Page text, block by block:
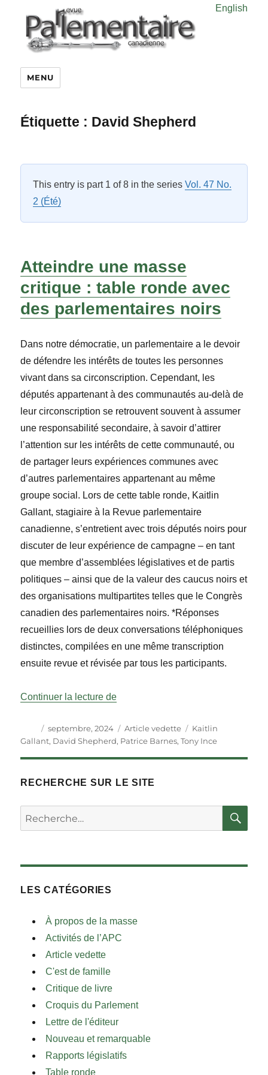
English
MENU
Étiquette : David Shepherd
This entry is part 1 of 8 in the seriesVol. 47 No.
2 (Été)
Atteindre une masse
critique :table ronde avec
des parlementaires noirs
Dans notre démocratie, un parlementaire a le devoir
de défendre les intérêts de toutes les personnes
vivant dans sa circonscription. Cependant, les
députés appartenant à des communautés au-delà de
leur circonscription se retrouvent souvent à assumer
une responsabilité secondaire, à savoir d’attirer
l’attention sur les intérêts de cette communauté, ou
de partager leurs expériences communes avec
d’autres parlementaires appartenant au même
groupe social. Lors de cette table ronde, Kaitlin
Gallant, stagiaire à la Revue parlementaire
canadienne, s’entretient avec trois députés noirs pour
discuter de leur expérience de campagne – en tant
que membre d’assemblées législatives et de partis
politiques – ainsi que de la valeur des caucus noirs et
des organisations multipartites telles que le Congrès
canadien des parlementaires noirs.*Réponses
recueillies lors de deux conversations téléphoniques
distinctes, compilées en une même transcription
ensuite revue et révisée par tous les participants.
Continuer la lecture de« Atteindre une masse critique :
Auteur
Publié
le
septembre, 2024 Catégories
Article vedette Étiquettes
Kaitlin
Gallant, David Shepherd, Patrice Barnes,Tony Ince
RECHERCHE SUR LE SITE
Rechercher :
LES CATÉGORIES
À propos de la masse
Activités de l’APC
Article vedette
C'est de famille
Critique de livre
Croquis du Parlement
Lettre de l'éditeur
Nouveau et remarquable
Rapports législatifs
Table ronde